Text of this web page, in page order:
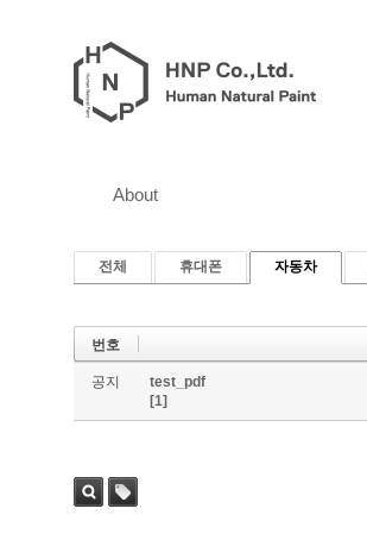
About
전체 휴대폰 자동차
번호
공지
test_pdf
[1]